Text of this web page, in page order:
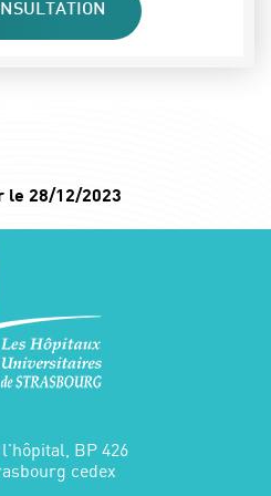
le 28/12/2023
BP 426
cedex